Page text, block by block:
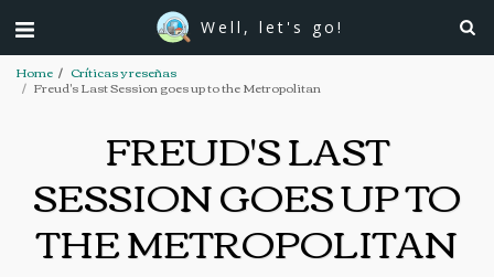
Well, let's go!
Home Críticas y reseñas
Freud's Last Session goes up to the Metropolitan
FREUD'S LAST
SESSION GOES UP TO
THE METROPOLITAN